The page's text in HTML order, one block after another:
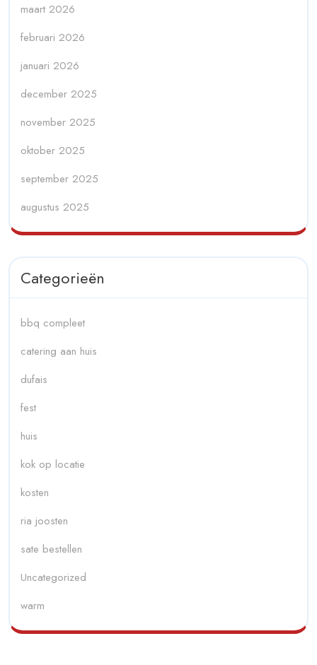
maart 2026
februari 2026
januari 2026
december 2025
november 2025
oktober 2025
september 2025
augustus 2025
Categorieën
bbq compleet
catering aan huis
dufais
fest
huis
kok op locatie
kosten
ria joosten
sate bestellen
Uncategorized
warm